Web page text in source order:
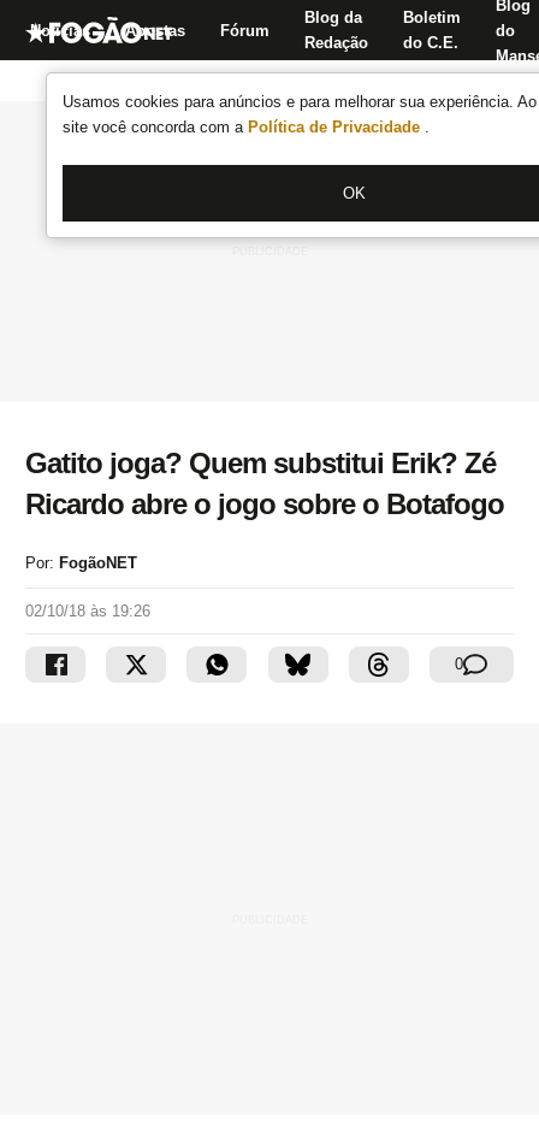
Usamos cookies para anúncios e para melhorar sua experiência.
site você concorda com a Política de Privacidade .
OK
Notícias Apostas Fórum
Blog da
Redação
Boletim
do C.E.
Blog
do
Gatito joga? Quem substitui Erik? Zé
Ricardo abre o jogo sobre o Botafogo
Por: FogãoNET
02/10/18 às 19:26
0